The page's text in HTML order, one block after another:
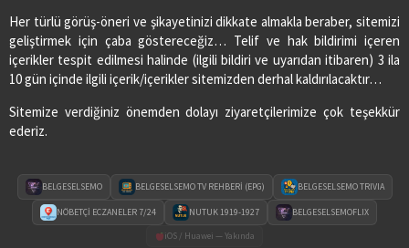
Her türlü görüş-öneri ve şikayetinizi dikkate almakla beraber, sitemizi
geliştirmek için çaba göstereceğiz… Telif ve hak bildirimi içeren
içerikler tespit edilmesi halinde (ilgili bildiri ve uyarıdan itibaren) 3 ila
10 gün içinde ilgili içerik/içerikler sitemizden derhal kaldırılacaktır…
Sitemize verdiğiniz önemden dolayı ziyaretçilerimize çok teşekkür
ederiz.
BELGESELSEMO BELGESELSEMO TV REHBERİ (EPG) BELGESELSEMO TRIVIA
NÖBETÇİ ECZANELER 7/24 NUTUK 1919-1927
BELGESELSEMOFLIX
iOS / Huawei — Yakında